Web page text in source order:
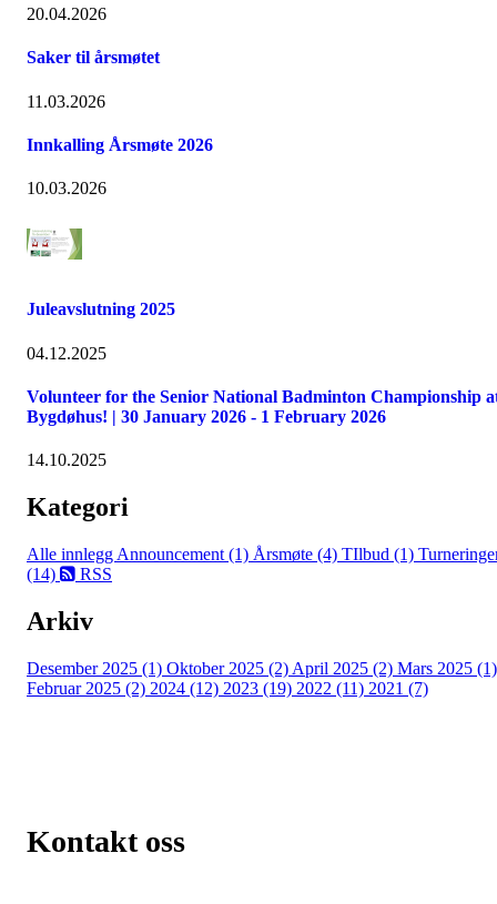
20.04.2026
Saker til årsmøtet
11.03.2026
Innkalling Årsmøte 2026
10.03.2026
Juleavslutning 2025
04.12.2025
Volunteer for the Senior National Badminton Championship
Bygdøhus! | 30 January 2026 - 1 February 2026
14.10.2025
Kategori
Alle innlegg Announcement (1) Årsmøte (4) TIlbud (1)
(14)
RSS
Arkiv
Desember 2025 (1) Oktober 2025 (2) April 2025 (2) Mars 2025 (1)
Februar 2025 (2) 2024 (12) 2023 (19) 2022 (11) 2021 (7)
Kontakt oss